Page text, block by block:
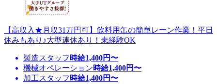
【高収入★月収31万円可】飲料用缶の簡単レーン作業！平日
休みもあり♪大型連休あり！未経験OK
製造スタッフ 時給1,400円〜
機械オペレーション時給1,400円〜
加工スタッフ 時給1,400円〜